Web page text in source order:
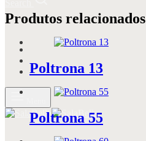
Produtos relacionados
Poltrona 13
Poltrona 55